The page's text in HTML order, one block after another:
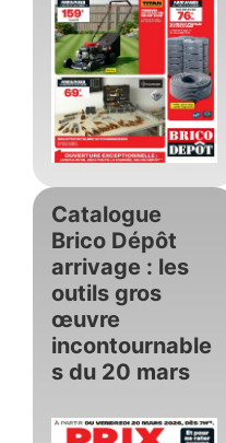
Catalogue
Brico Dépôt
arrivage : les
outils gros
œuvre
incontournable
s du 20 mars